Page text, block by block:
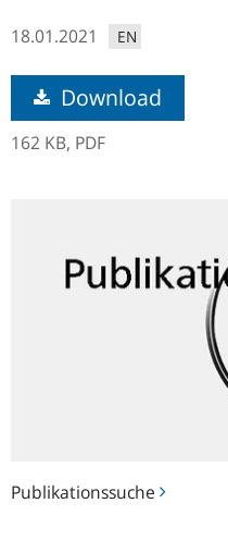
Publikationssuche
18.01.2021 EN
Download
162 KB, PDF